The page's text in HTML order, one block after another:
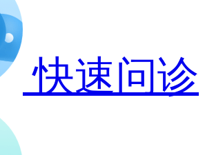
快速问诊